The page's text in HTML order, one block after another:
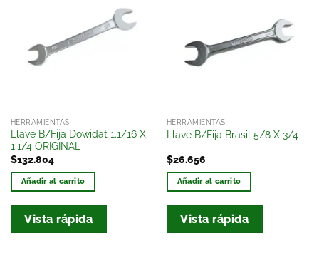
Añadir
a la
lista
HERRAMIENTAS
Llave B/Fija Dowidat 1.1/16 X
1.1/4 ORIGINAL
$132.804
Añadir al carrito
Vista rápida
a la
lista
de
HERRAMIENTAS
Llave B/Fija Brasil 5/8 X 3/4
$26.656
Añadir al carrito
Vista rápida